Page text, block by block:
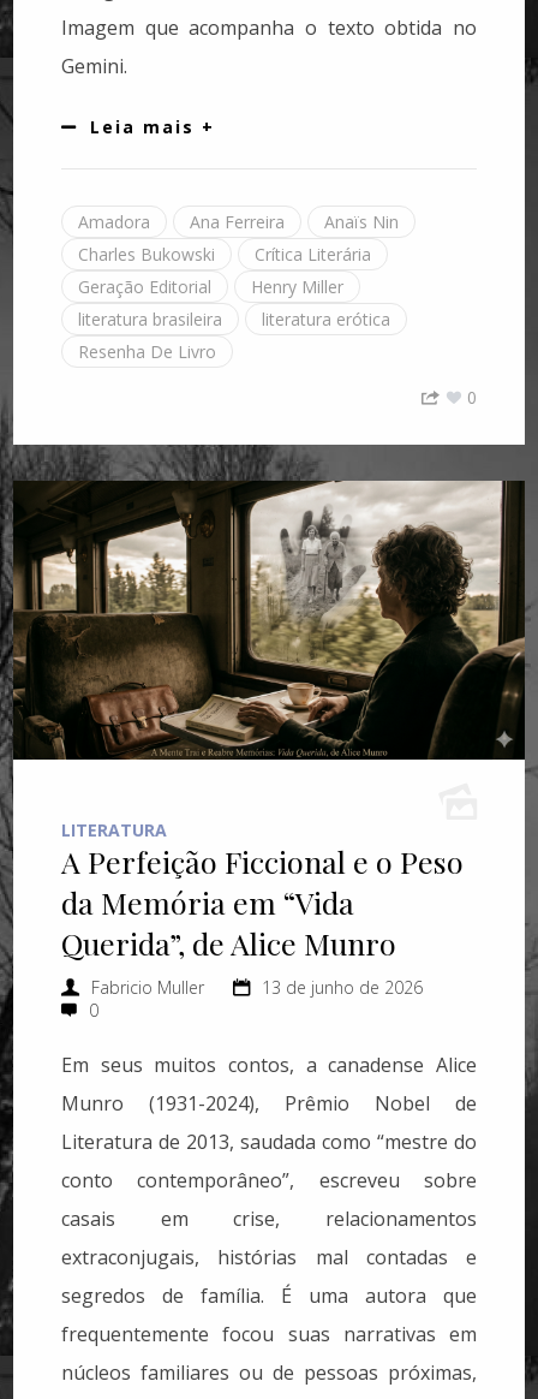
Imagem que acompanha o texto obtida no
Gemini.
Leia mais +
Amadora Ana Ferreira
Anaïs Nin
Charles Bukowski
Crítica Literária
Geração Editorial
Henry Miller
literatura brasileira
literatura erótica
Resenha De Livro
0
LITERATURA
A Perfeição Ficcional e o Peso
da Memória em “Vida
Querida”, de Alice Munro
Fabricio Muller
13 de junho de 2026
0
Em seus muitos contos, a canadense Alice
Munro (1931-2024), Prêmio Nobel de
Literatura de 2013, saudada como “mestre do
conto contemporâneo”, escreveu sobre
casais em crise, relacionamentos
extraconjugais, histórias mal contadas e
segredos de família. É uma autora que
frequentemente focou suas narrativas em
núcleos familiares ou de pessoas próximas,